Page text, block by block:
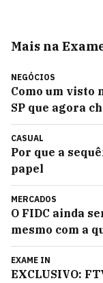
Mais na
NEGÓCIOS
Como um visto
SP que agora
CASUAL
Por que a
papel
MERCADOS
O FIDC ainda
mesmo com a
EXAME IN
EXCLUSIVO: